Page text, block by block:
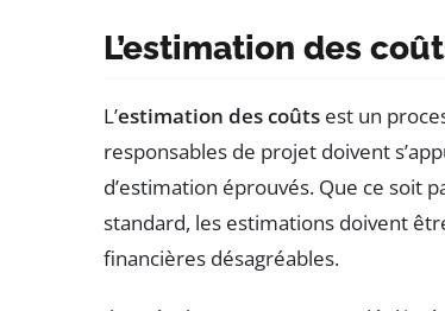
L’estimation des
L’estimation des coûts est un
responsables de projet doivent
d’estimation éprouvés. Que ce soit
standard, les estimations doivent
financières désagréables.